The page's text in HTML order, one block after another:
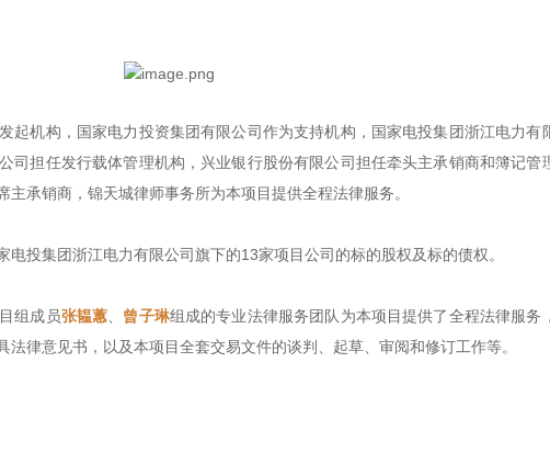
起机构，国家电力投资集团有限公司作为支持机构，国家电投集团浙江电力有
司担任发行载体管理机构，兴业银行股份有限公司担任牵头主承销商和簿记管
承销商，锦天城律师事务所为本项目提供全程法律服务。
投集团浙江电力有限公司旗下的13家项目公司的标的股权及标的债权。
组成员张韫蕙、 曾子琳组成的专业法律服务团队为本项目提供了全程法律服务
律意见书，以及本项目全套交易文件的谈判、起草、审阅和修订工作等。